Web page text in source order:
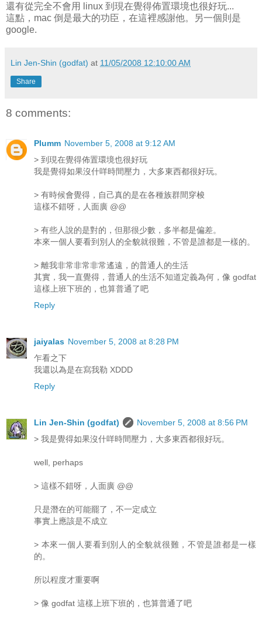
還有從完全不會用 linux 到現在覺得佈置環境也很好玩...
這點，mac 倒是最大的功臣，在這裡感謝他。另一個則是
google.
Lin Jen-Shin (godfat) at 11/05/2008 12:10:00 AM
Share
8 comments:
Plumm November 5, 2008 at 9:12 AM
> 到現在覺得佈置環境也很好玩
我是覺得如果沒什咩時間壓力，大多東西都很好玩。
> 有時候會覺得，自己真的是在各種族群間穿梭
這樣不錯呀，人面廣 @@
> 有些人說的是對的，但那很少數，多半都是偏差。
本來一個人要看到別人的全貌就很難，不管是誰都是一樣的。
> 離我非常非常非常遙遠，的普通人的生活
其實，我一直覺得，普通人的生活不知道定義為何，像 godfat
這樣上班下班的，也算普通了吧
Reply
jaiyalas November 5, 2008 at 8:28 PM
乍看之下
我還以為是在寫我勒 XDDD
Reply
Lin Jen-Shin (godfat)
November 5, 2008 at 8:56 PM
> 我是覺得如果沒什咩時間壓力，大多東西都很好玩。
well, perhaps
> 這樣不錯呀，人面廣 @@
只是潛在的可能罷了，不一定成立
事實上應該是不成立
> 本來一個人要看到別人的全貌就很難，不管是誰都是一樣
的。
所以程度才重要啊
> 像 godfat 這樣上班下班的，也算普通了吧